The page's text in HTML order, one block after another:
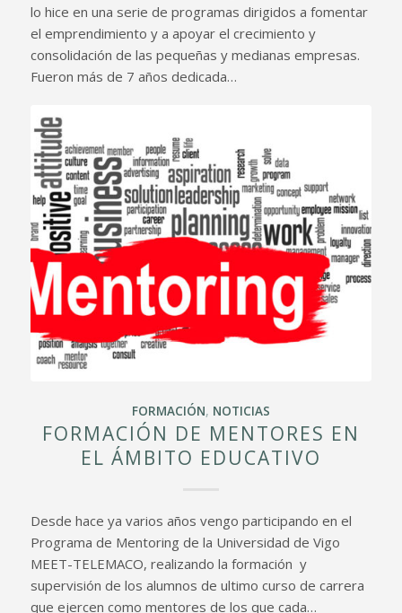
lo hice en una serie de programas dirigidos a fomentar
el emprendimiento y a apoyar el crecimiento y
consolidación de las pequeñas y medianas empresas.
Fueron más de 7 años dedicada…
FORMACIÓN, NOTICIAS
FORMACIÓN DE MENTORES EN
EL ÁMBITO EDUCATIVO
Desde hace ya varios años vengo participando en el
Programa de Mentoring de la Universidad de Vigo
MEET-TELEMACO, realizando la formación y
supervisión de los alumnos de ultimo curso de carrera
que ejercen como mentores de los que cada…